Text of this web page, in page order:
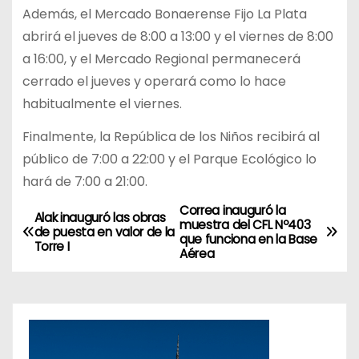
Además, el Mercado Bonaerense Fijo La Plata
abrirá el jueves de 8:00 a 13:00 y el viernes de 8:00
a 16:00, y el Mercado Regional permanecerá
cerrado el jueves y operará como lo hace
habitualmente el viernes.
Finalmente, la República de los Niños recibirá al
público de 7:00 a 22:00 y el Parque Ecológico lo
hará de 7:00 a 21:00.
N
a
e
Correa inauguró la
muestra del CFL Nº403
que funciona en la Base
Aérea
Alak inauguró las obras
de puesta en valor de la
Torre I